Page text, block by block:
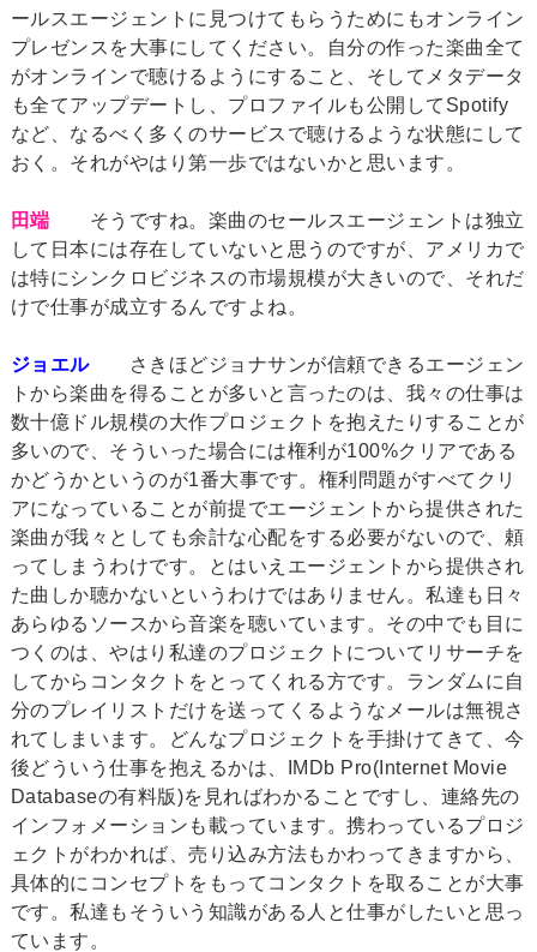
ールスエージェントに見つけてもらうためにもオンライン
プレゼンスを大事にしてください。自分の作った楽曲全て
がオンラインで聴けるようにすること、そしてメタデータ
も全てアップデートし、プロファイルも公開してSpotify
など、なるべく多くのサービスで聴けるような状態にして
おく。それがやはり第一歩ではないかと思います。
田端 そうですね。楽曲のセールスエージェントは独立
して日本には存在していないと思うのですが、アメリカで
は特にシンクロビジネスの市場規模が大きいので、それだ
けで仕事が成立するんですよね。
ジョエルさきほどジョナサンが信頼できるエージェン
トから楽曲を得ることが多いと言ったのは、我々の仕事は
数十億ドル規模の大作プロジェクトを抱えたりすることが
多いので、そういった場合には権利が100%クリアである
かどうかというのが1番大事です。権利問題がすべてクリ
アになっていることが前提でエージェントから提供された
楽曲が我々としても余計な心配をする必要がないので、頼
ってしまうわけです。とはいえエージェントから提供され
た曲しか聴かないというわけではありません。私達も日々
あらゆるソースから音楽を聴いています。その中でも目に
つくのは、やはり私達のプロジェクトについてリサーチを
してからコンタクトをとってくれる方です。ランダムに自
分のプレイリストだけを送ってくるようなメールは無視さ
れてしまいます。どんなプロジェクトを手掛けてきて、今
後どういう仕事を抱えるかは、IMDb Pro(Internet Movie
Databaseの有料版)を見ればわかることですし、連絡先の
インフォメーションも載っています。携わっているプロジ
ェクトがわかれば、売り込み方法もかわってきますから、
具体的にコンセプトをもってコンタクトを取ることが大事
です。私達もそういう知識がある人と仕事がしたいと思っ
ています。